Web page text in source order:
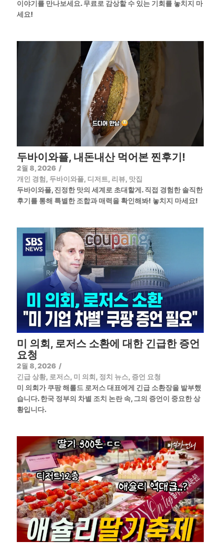
이야기를 만나보세요. 무료로 감상할 수 있는 기회를 놓치지 마
세요!
두바이와플, 내돈내산 먹어본 찐후기!
2월 8, 2026 /
개인 경험, 두바이와플, 디저트, 리뷰, 맛집
두바이와플, 진정한 맛의 세계로 초대할게. 직접 경험한 솔직한
후기를 통해 특별한 조합과 매력을 확인해봐! 놓치지 마세요!
미 의회, 로저스 소환에 대한 긴급한 증언
요청
2월 8, 2026 /
긴급 상황, 로저스, 미 의회, 정치 뉴스, 증언 요청
미 의회가 쿠팡 해롤드 로저스 대표에게 긴급 소환장을 발부했
습니다. 한국 정부의 차별 조치 논란 속, 그의 증언이 중요한 상
황입니다.